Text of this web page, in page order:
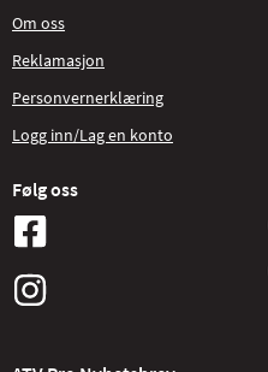
Om oss
Reklamasjon
Personvernerklæring
Logg inn/Lag en konto
Følg oss